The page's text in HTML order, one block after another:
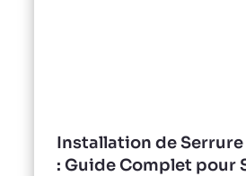
Installation de
: Guide Complet pour